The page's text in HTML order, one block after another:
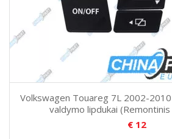
Volkswagen Touareg 7L 2002-
valdymo lipdukai
€12